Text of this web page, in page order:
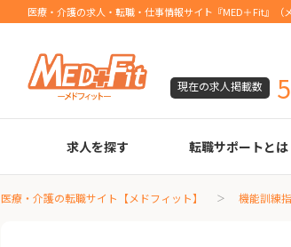
医療・介護の求人・転職・仕事情報サイト『MED＋Fit』（
現在の求人掲載数
求人を探す
臨床検査技師
診療放射線技師
臨床工学技士
医療事務
調剤薬局事務
理学療法士
作業療法士
言語聴覚士
機能訓練指導員
視能訓練士
看護師
薬剤師
転職サポートとは
医療・介護の転職サイト【メドフィット】 機能訓練